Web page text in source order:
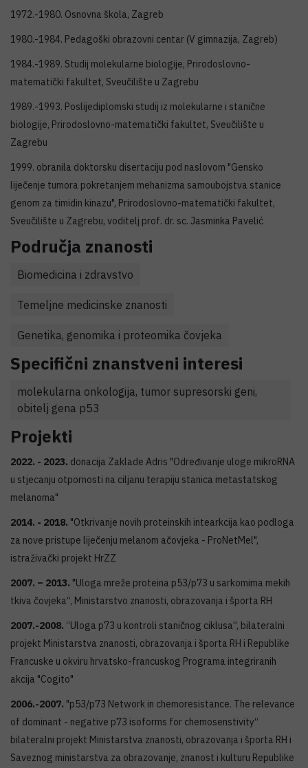
1972.-1980. Osnovna škola, Zagreb
1980.-1984. Pedagoški obrazovni centar (V gimnazija, Zagreb)
1984.-1989. Studij molekularne biologije, Prirodoslovno-
matematički fakultet, Sveučilište u Zagrebu
1989.-1993. Poslijediplomski studij iz molekularne i stanične
biologije, Prirodoslovno-matematički fakultet, Sveučilište u
Zagrebu
1999. obranila doktorsku disertaciju pod naslovom "Gensko
liječenje tumora pokretanjem mehanizma samoubojstva stanice
genom za timidin kinazu", Prirodoslovno-matematički fakultet,
Sveučilište u Zagrebu, voditelj prof. dr. sc. Jasminka Pavelić
Područja znanosti
Biomedicina i zdravstvo
Temeljne medicinske znanosti
Genetika, genomika i proteomika čovjeka
Specifični znanstveni interesi
molekularna onkologija, tumor supresorski geni,
obitelj gena p53
Projekti
2022. - 2023. donacija Zaklade Adris "Određivanje uloge mikroRNA
u stjecanju otpornosti na ciljanu terapiju stanica metastatskog
melanoma"
2014. - 2018. "Otkrivanje novih proteinskih intearkcija kao podloga
za nove pristupe liječenju melanom ačovjeka - ProNetMel",
istraživački projekt HrZZ
2007. – 2013. "Uloga mreže proteina p53/p73 u sarkomima mekih
tkiva čovjeka“, Ministarstvo znanosti, obrazovanja i športa RH
2007.-2008. “Uloga p73 u kontroli staničnog ciklusa”, bilateralni
projekt Ministarstva znanosti, obrazovanja i športa RH i Republike
Francuske u okviru hrvatsko-francuskog Programa integriranih
akcija "Cogito"
2006.-2007. "p53/p73 Network in chemoresistance. The relevance
of dominant - negative p73 isoforms for chemosenstivity“
bilateralni projekt Ministarstva znanosti, obrazovanja i športa RH i
Saveznog ministarstva za obrazovanje, znanost i kulturu Republike